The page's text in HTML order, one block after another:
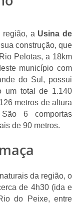
região, a Usina de
construção, que
Pelotas, a 18km
município com
do Sul, possui
um total de 1.140
metros de altura
6 comportas
de 90 metros.
da região, o
de 4h30 (ida e
do Peixe, entre